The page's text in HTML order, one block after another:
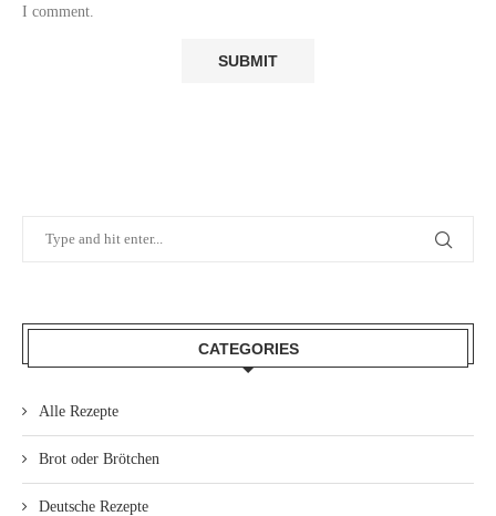
I comment.
CATEGORIES
Alle Rezepte
Brot oder Brötchen
Deutsche Rezepte